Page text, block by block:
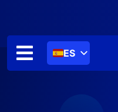
contenido
ES